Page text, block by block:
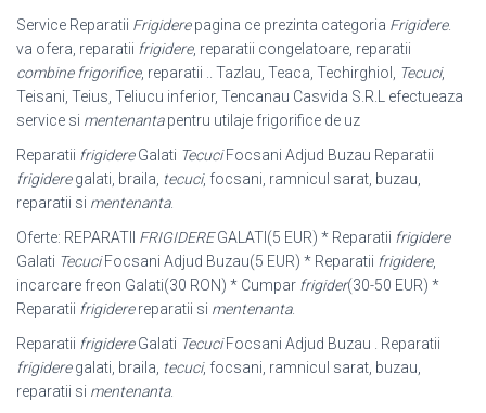
Service Reparatii Frigiderepagina ce prezinta categoria Frigidere.
va ofera, reparatii frigidere, reparatii congelatoare, reparatii
combine frigorifice, reparatii .. Tazlau, Teaca, Techirghiol, Tecuci,
Teisani, Teius, Teliucu inferior, Tencanau Casvida S.R.L efectueaza
service si mentenantapentru utilaje frigorifice de uz
Reparatii frigidereGalati TecuciFocsani Adjud Buzau Reparatii
frigideregalati, braila, tecuci, focsani, ramnicul sarat, buzau,
reparatii si mentenanta.
Oferte: REPARATII FRIGIDEREGALATI(5 EUR) * Reparatii frigidere
Galati TecuciFocsani Adjud Buzau(5 EUR) * Reparatii frigidere,
incarcare freon Galati(30 RON) * Cumpar frigider(30-50 EUR) *
Reparatii frigiderereparatii si mentenanta.
Reparatii frigidereGalati TecuciFocsani Adjud Buzau . Reparatii
frigideregalati , braila, tecuci, focsani, ramnicul sarat, buzau,
reparatii si mentenanta.